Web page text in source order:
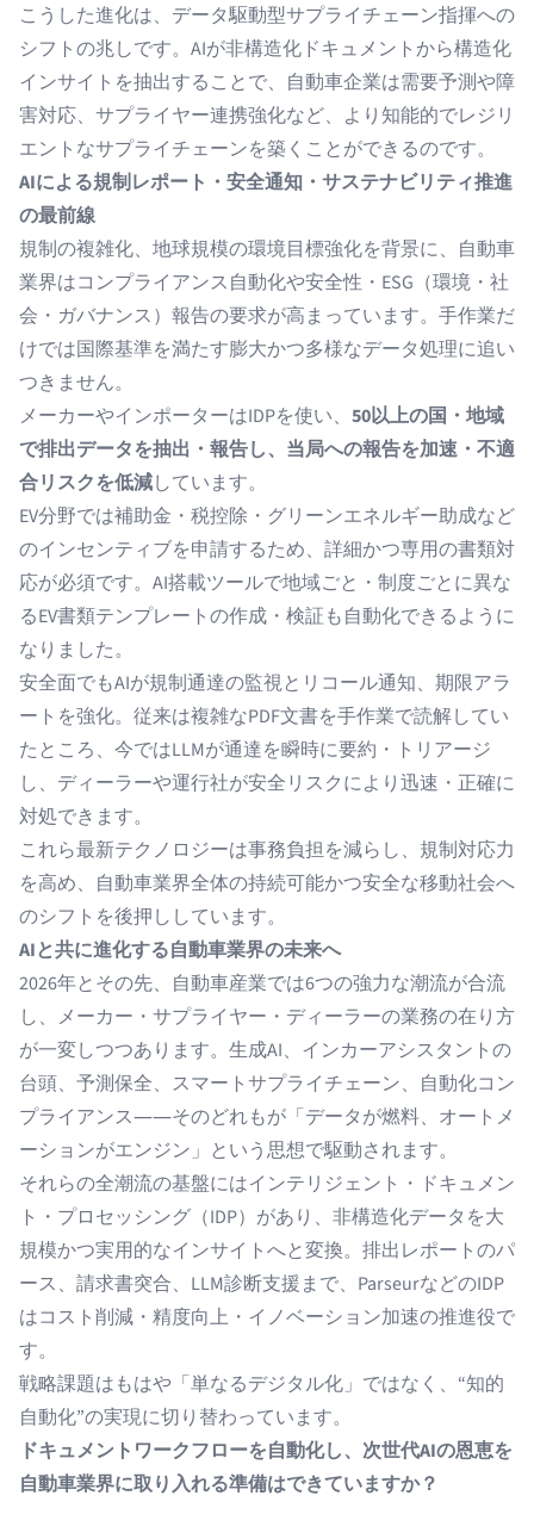
こうした進化は、データ駆動型サプライチェーン指揮への
シフトの兆しです。AIが非構造化ドキュメントから構造化
インサイトを抽出することで、自動車企業は需要予測や障
害対応、サプライヤー連携強化など、より知能的でレジリ
エントなサプライチェーンを築くことができるのです。
AIによる規制レポート・安全通知・サステナビリティ推進
の最前線
規制の複雑化、地球規模の環境目標強化を背景に、自動車
業界はコンプライアンス自動化や安全性・ESG（環境・社
会・ガバナンス）報告の要求が高まっています。手作業だ
けでは国際基準を満たす膨大かつ多様なデータ処理に追い
つきません。
メーカーやインポーターはIDPを使い、 50以上の国・地域
で排出データを抽出・報告し、当局への報告を加速・不適
合リスクを低減しています。
EV分野では補助金・税控除・グリーンエネルギー助成など
のインセンティブを申請するため、詳細かつ専用の書類対
応が必須です。AI搭載ツールで地域ごと・制度ごとに異な
るEV書類テンプレートの作成・検証も自動化できるように
なりました。
安全面でもAIが規制通達の監視とリコール通知、期限アラ
ートを強化。従来は複雑なPDF文書を手作業で読解してい
たところ、今ではLLMが通達を瞬時に要約・トリアージ
し、ディーラーや運行社が安全リスクにより迅速・正確に
対処できます。
これら最新テクノロジーは事務負担を減らし、規制対応力
を高め、自動車業界全体の持続可能かつ安全な移動社会へ
のシフトを後押ししています。
AIと共に進化する自動車業界の未来へ
2026年とその先、自動車産業では6つの強力な潮流が合流
し、メーカー・サプライヤー・ディーラーの業務の在り方
が一変しつつあります。生成AI、インカーアシスタントの
台頭、予測保全、スマートサプライチェーン、自動化コン
プライアンス――そのどれもが「データが燃料、オートメ
ーションがエンジン」という思想で駆動されます。
それらの全潮流の基盤にはインテリジェント・ドキュメン
ト・プロセッシング（IDP）があり、非構造化データを大
規模かつ実用的なインサイトへと変換。排出レポートのパ
ース、請求書突合、LLM診断支援まで、ParseurなどのIDP
はコスト削減・精度向上・イノベーション加速の推進役で
す。
戦略課題はもはや「単なるデジタル化」ではなく、“知的
自動化”の実現に切り替わっています。
ドキュメントワークフローを自動化し、次世代AIの恩恵を
自動車業界に取り入れる準備はできていますか？